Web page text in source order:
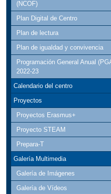
(NCOF)
Plan Digital de Centro
Plan de lectura
Plan de igualdad y convivencia
Programación General Anual
2022-23
Calendario del centro
Proyectos
Proyectos Erasmus+
Proyecto STEAM
Prepara-T
Galería Multimedia
Galería de Imágenes
Galería de Vídeos